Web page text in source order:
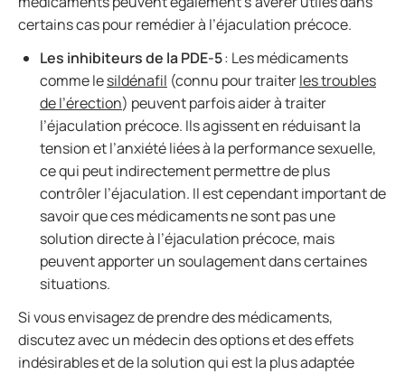
certains cas pour remédier à l’éjaculation précoce.
Les inhibiteurs de la PDE-5: Les médicaments
comme lesildénafil (connu pour traiterles troubles
de l’érection) peuvent parfois aider à traiter
l’éjaculation précoce. Ils agissent en réduisant la
tension et l’anxiété liées à la performance sexuelle,
ce qui peut indirectement permettre de plus
contrôler l’éjaculation. Il est cependant important de
savoir que ces médicaments ne sont pas une
solution directe à l’éjaculation précoce, mais
peuvent apporter un soulagement dans certaines
situations.
Si vous envisagez de prendre des médicaments,
discutez avec un médecin des options et des effets
indésirables et de la solution qui est la plus adaptée